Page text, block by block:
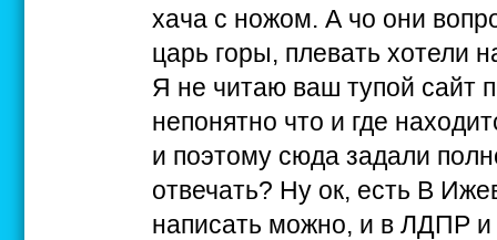
хача с ножом. А чо они
царь горы, плевать хотели
Я не читаю ваш тупой сайт
непонятно что и где
и поэтому сюда задали
отвечать? Ну ок, есть В
написать можно, и в ЛДПР